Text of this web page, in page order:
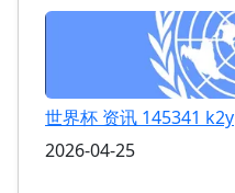
世界杯 资讯 145341 k2y
2026-04-25